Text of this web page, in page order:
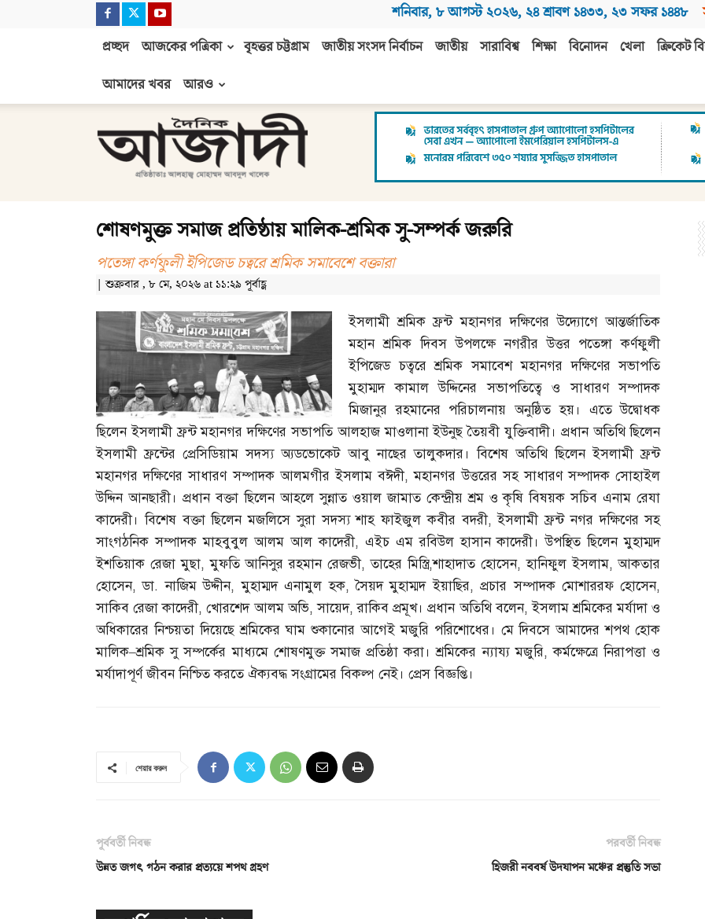
শনিবার, ৮ আগস্ট ২০২৬, ২৪ শ্রাবণ ১৪৩৩, ২৩ সফর ১৪৪৮
প্রচ্ছদ আজকের পত্রিকা বৃহত্তর চট্টগ্রাম জাতীয় সংসদ নির্বাচন জাতীয় সারাবিশ্ব শিক্ষা বিনোদন খেলা ক্রিকেট
আমাদের খবর
আরও
আজাদী
শোষণমুক্ত সমাজ প্রতিষ্ঠায় মালিক-শ্রমিক সু-সম্পর্ক জরুরি
পতেঙ্গা কর্ণফুলী ইপিজেড চত্বরে শ্রমিক সমাবেশে বক্তারা
| শুক্রবার , ৮ মে, ২০২৬ at ১১:২৯ পূর্বাহ্ণ
ইসলামী শ্রমিক ফ্রন্ট মহানগর দক্ষিণের উদ্যোগে আন্তর্জাতিক
মহান শ্রমিক দিবস উপলক্ষে নগরীর উত্তর পতেঙ্গা কর্ণফুলী
ইপিজেড চত্বরে শ্রমিক সমাবেশ মহানগর দক্ষিণের সভাপতি
মুহাম্মদ কামাল উদ্দিনের সভাপতিত্বে ও সাধারণ সম্পাদক
মিজানুর রহমানের পরিচালনায় অনুষ্ঠিত হয়। এতে উদ্বোধক
ছিলেন ইসলামী ফ্রন্ট মহানগর দক্ষিণের সভাপতি আলহাজ মাওলানা ইউনুছ তৈয়বী যুক্তিবাদী। প্রধান অতিথি ছিলেন
ইসলামী ফ্রন্টের প্রেসিডিয়াম সদস্য অ্যডভোকেট আবু নাছের তালুকদার। বিশেষ অতিথি ছিলেন ইসলামী ফ্রন্ট
মহানগর দক্ষিণের সাধারণ সম্পাদক আলমগীর ইসলাম বঈদী,মহানগর উত্তরের সহ সাধারণ সম্পাদক সোহাইল
উদ্দিন আনছারী। প্রধান বক্তা ছিলেন আহলে সুন্নাত ওয়াল জামাত কেন্দ্রীয় শ্রম ও কৃষি বিষয়ক সচিব এনাম রেযা
কাদেরী। বিশেষ বক্তা ছিলেন মজলিসে সুরা সদস্য শাহ ফাইজুল কবীর বদরী,ইসলামী ফ্রন্ট নগর দক্ষিণের সহ
সাংগঠনিক সম্পাদক মাহবুবুল আলম আল কাদেরী, এইচ এম রবিউল হাসান কাদেরী। উপস্থিত ছিলেন মুহাম্মদ
ইশতিয়াক রেজা মুছা,মুফতি আনিসুর রহমান রেজভী,তাহের মিস্ত্রি,শাহাদাত হোসেন,হানিফুল ইসলাম,আকতার
হোসেন,ডা.নাজিম উদ্দীন,মুহাম্মদ এনামুল হক,সৈয়দ মুহাম্মদ ইয়াছির,প্রচার সম্পাদক মোশাররফ হোসেন,
সাকিব রেজা কাদেরী,খোরশেদ আলম অভি,সায়েদ,রাকিব প্রমূখ। প্রধান অতিথি বলেন,ইসলাম শ্রমিকের মর্যাদা ও
অধিকারের নিশ্চয়তা দিয়েছে শ্রমিকের ঘাম শুকানোর আগেই মজুরি পরিশোধের। মে দিবসে আমাদের শপথ হোক
মালিক–শ্রমিক সু সম্পর্কের মাধ্যমে শোষণমুক্ত সমাজ প্রতিষ্ঠা করা। শ্রমিকের ন্যায্য মজুরি,কর্মক্ষেত্রে নিরাপত্তা ও
মর্যাদাপূর্ণ জীবন নিশ্চিত করতে ঐক্যবদ্ধ সংগ্রামের বিকল্প নেই। প্রেস বিজ্ঞপ্তি।
শেয়ার করুন
পূর্ববর্তী নিবন্ধ
উন্নত জগৎ গঠন করার প্রত্যয়ে শপথ গ্রহণ
পরবর্তী নিবন্ধ
হিজরী নববর্ষ উদযাপন মঞ্চের প্রস্তুতি সভা